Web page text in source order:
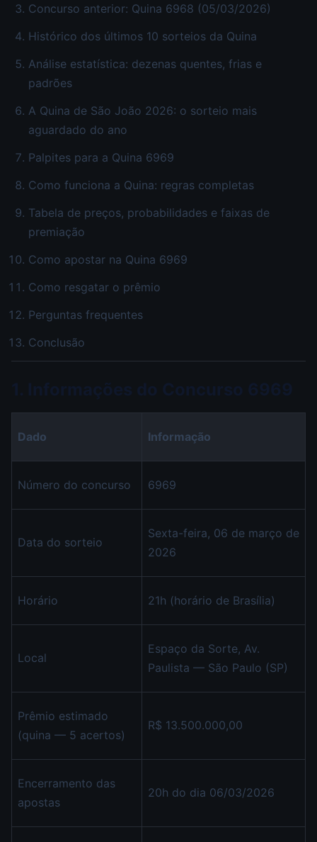
Concurso anterior: Quina 6968 (05/03/2026)
Histórico dos últimos 10 sorteios da Quina
Análise estatística: dezenas quentes, frias e
padrões
A Quina de São João 2026: o sorteio mais
aguardado do ano
Palpites para a Quina 6969
Como funciona a Quina: regras completas
Tabela de preços, probabilidades e faixas de
premiação
Como apostar na Quina 6969
Como resgatar o prêmio
Perguntas frequentes
Conclusão
Dado Informação
Número do concurso 6969
Data do sorteio
Sexta-feira, 06 de março de
2026
Horário 21h (horário de Brasília)
Local
Espaço da Sorte, Av.
Paulista — São Paulo (SP)
Prêmio estimado
(quina — 5 acertos)
R$ 13.500.000,00
Encerramento das
apostas
20h do dia 06/03/2026